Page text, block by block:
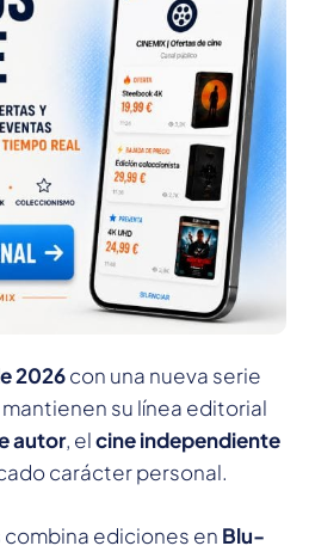
2026con una nueva serie
su línea editorial
autor, elcine independiente
carácter personal.
combina ediciones en Blu-